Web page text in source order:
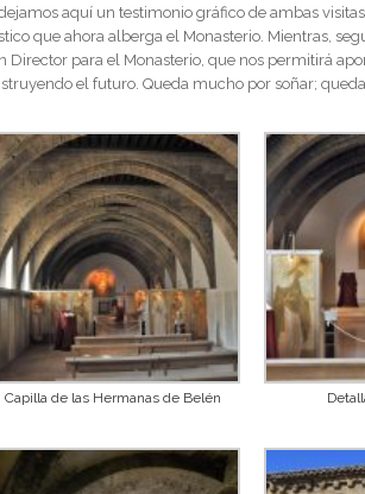
aquí un testimonio gráfico de ambas
que ahora alberga el Monasterio. Mientras,
Director para el Monasterio, que nos permitirá
el futuro. Queda mucho por soñar;
Capilla de las Hermanas de Belén